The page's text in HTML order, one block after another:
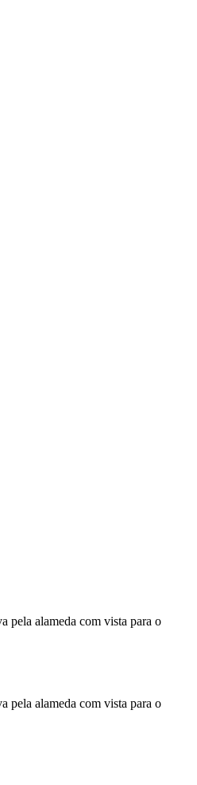
pela alameda com vista para o
pela alameda com vista para o